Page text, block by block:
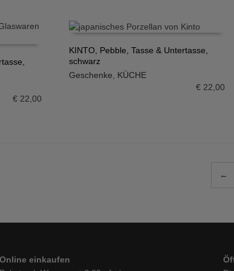
€ 22,00
IN DEN WARENKORB
KINTO, Pebble, Tasse & Untertasse,
schwarz
Geschenke
KÜCHE
€22,00
←
Online einkaufen